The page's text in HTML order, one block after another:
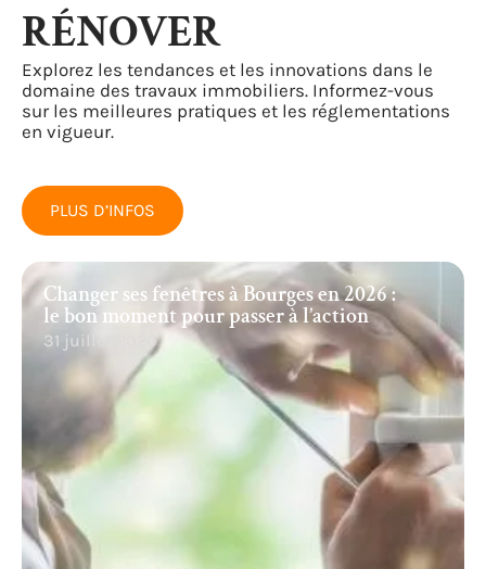
RÉNOVER
Explorez les tendances et les innovations dans le
domaine des travaux immobiliers. Informez-vous
sur les meilleures pratiques et les réglementations
en vigueur.
PLUS D’INFOS
Changer ses fenêtres à Bourges en 2026 :
le bon moment pour passer à l’action
31 juillet 2026